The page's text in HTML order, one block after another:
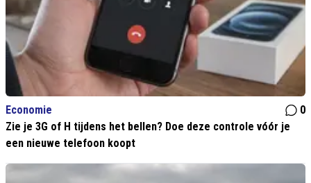
Economie
0
Zie je 3G of H tijdens het bellen? Doe deze controle vóór je
een nieuwe telefoon koopt